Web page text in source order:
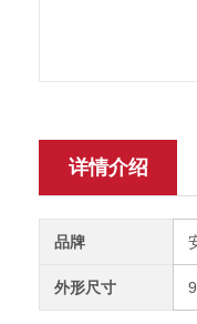
详情介绍
品牌
外形尺寸